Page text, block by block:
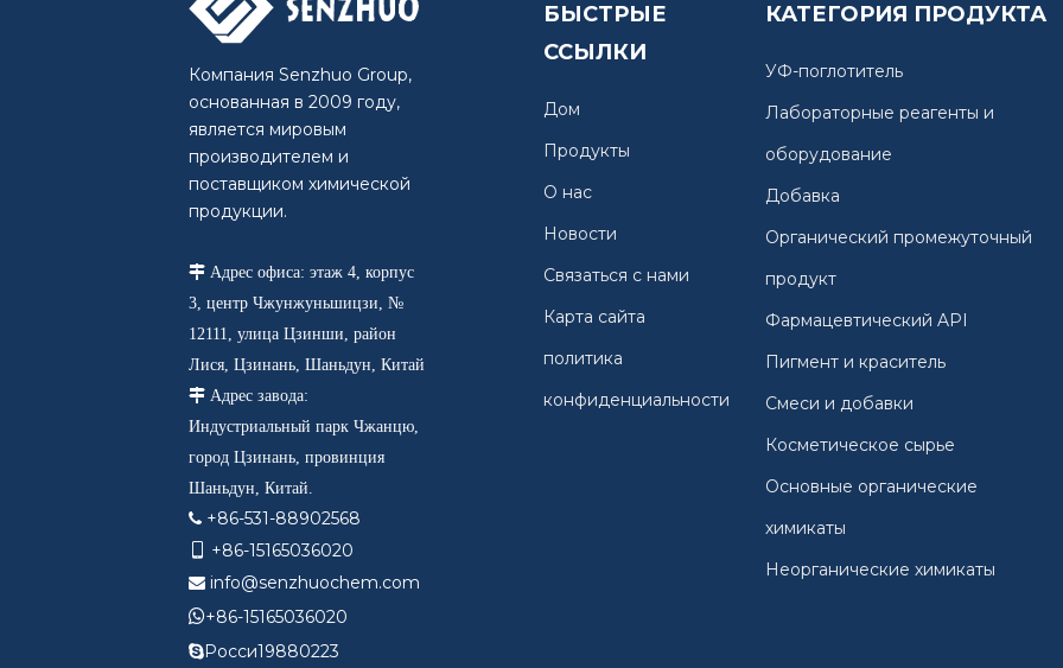
Компания Senzhuo Group,
основанная в 2009 году,
является мировым
производителем и
поставщиком химической
продукции.
 Адрес офиса: этаж 4, корпус
3, центр Чжунжуньшицзи, №
12111, улица Цзинши, район
Лися, Цзинань, Шаньдун, Китай
 Адрес завода:
Индустриальный парк Чжанцю,
город Цзинань, провинция
Шаньдун, Китай.
 +86-531-88902568
+86-15165036020
 info@senzhuochem.com
+86-15165036020
Росси19880223
БЫСТРЫЕ
ССЫЛКИ
Дом
Продукты
О нас
Новости
Связаться с нами
Карта сайта
политика
конфиденциальности
КАТЕГОРИЯ ПРОДУКТА
УФ-поглотитель
Лабораторные реагенты и
оборудование
Добавка
Органический промежуточный
продукт
Фармацевтический API
Пигмент и краситель
Смеси и добавки
Косметическое сырье
Основные органические
химикаты
Неорганические химикаты